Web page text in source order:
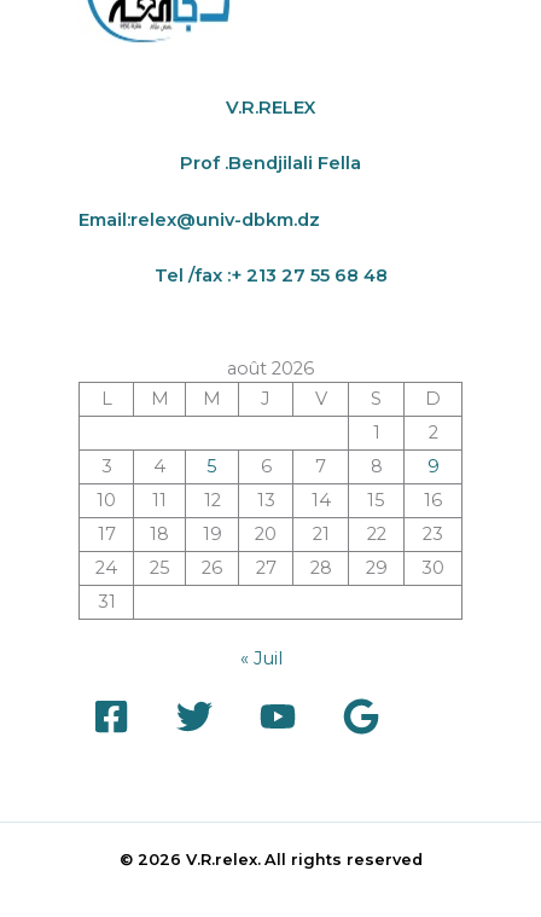
V.R.RELEX
Prof .Bendjilali Fella
Email:relex@univ-dbkm.dz
Tel /fax :+ 213 27 55 68 48
août 2026
L
M M J V S
D
1
2
3
4 5 6 7 8
9
10
11 12 13 14 15
16
17
18 19 20 21 22
23
24
25 26 27 28 29
30
31
« Juil
© 2026 V.R.relex. All rights reserved